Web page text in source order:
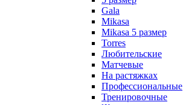
Gala
Mikasa
Mikasa 5 размер
Torres
Любительские
Матчевые
На растяжках
Профессиональные
Тренировочные